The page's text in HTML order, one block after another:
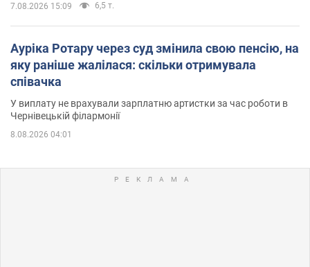
7.08.2026 15:09 6,5 т.
Ауріка Ротару через суд змінила свою пенсію, на
яку раніше жалілася: скільки отримувала
співачка
У виплату не врахували зарплатню артистки за час роботи в
Чернівецькій філармонії
8.08.2026 04:01